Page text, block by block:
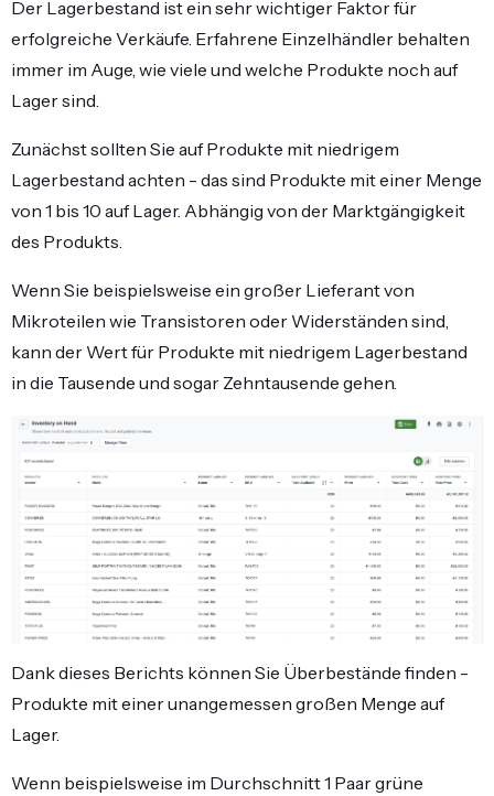
Der Lagerbestand ist ein sehr wichtiger Faktor für
erfolgreiche Verkäufe. Erfahrene Einzelhändler behalten
immer im Auge, wie viele und welche Produkte noch auf
Lager sind.
Zunächst sollten Sie auf Produkte mit niedrigem
Lagerbestand achten - das sind Produkte mit einer Menge
von 1 bis 10 auf Lager. Abhängig von der Marktgängigkeit
des Produkts.
Wenn Sie beispielsweise ein großer Lieferant von
Mikroteilen wie Transistoren oder Widerständen sind,
kann der Wert für Produkte mit niedrigem Lagerbestand
in die Tausende und sogar Zehntausende gehen.
Dank dieses Berichts können Sie Überbestände finden -
Produkte mit einer unangemessen großen Menge auf
Lager.
Wenn beispielsweise im Durchschnitt 1 Paar grüne